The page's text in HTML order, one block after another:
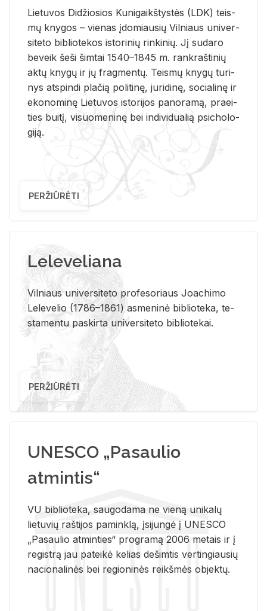
Lie­tu­vos Di­džio­sios Ku­ni­gaikš­tys­tės (LDK) teis­
mų kny­gos – vie­nas įdo­miau­sių Vil­niaus uni­ver­
si­te­to bi­b­lio­te­kos is­to­ri­nių rin­ki­nių. Jį su­da­ro
be­veik šeši šim­tai 1540–1845 m. rank­raš­ti­nių
aktų kny­gų ir jų frag­men­tų. Teis­mų kny­gų tu­ri­
nys at­spin­di pla­čią po­li­ti­nę, ju­ri­di­nę, so­cia­li­nę ir
eko­no­mi­nę Lie­tu­vos is­to­ri­jos pa­no­ra­mą, pra­ei­
ties bui­tį, vi­suo­me­ni­nę bei in­di­vi­dua­lią psi­cho­lo­
gi­ją.
PERŽIŪRĖTI
Leleveliana
Vil­niaus uni­ver­si­te­to pro­fe­so­riaus Jo­a­chi­mo
Le­le­ve­lio (1786–1861) as­me­ni­nė bi­b­lio­te­ka, te­
sta­men­tu pa­skir­ta uni­ver­si­te­to bi­b­lio­te­kai.
PERŽIŪRĖTI
UNESCO „Pasaulio
atmintis“
VU biblioteka, saugodama ne vieną unikalų
lietuvių raštijos paminklą, įsijungė į UNESCO
„Pasaulio atminties“ programą 2006 metais ir į
registrą jau pateikė kelias dešimtis vertingiausių
nacionalinės bei regioninės reikšmės objektų.